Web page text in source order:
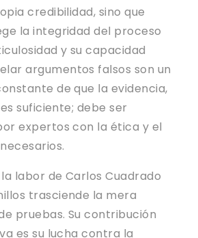
credibilidad, sino que
la integridad del proceso
y su capacidad
argumentos falsos son un
de que la evidencia,
suficiente; debe ser
expertos con la ética y el
labor de Carlos Cuadrado
trasciende la mera
pruebas. Su contribución
es su lucha contra la